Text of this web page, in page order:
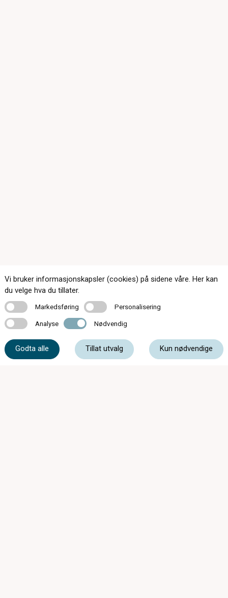
Kontakt oss
32 85 00 11
Vi bruker informasjonskapsler (cookies) på sidene våre. Her kan
du velge hva du tillater.
MarkedsføringMarkedsføring PersonaliseringPersonalisering
Analyse Analyse Nødvendig Nødvendig
Godta alle Tillat utvalg Kun nødvendige